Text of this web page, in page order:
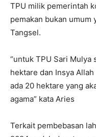
TPU milik pemerintah
pemakan bukan umum
Tangsel.
“untuk TPU Sari Mulya
hektare dan Insya
ada 20 hektare yang
agama” kata Aries
Terkait pembebasan